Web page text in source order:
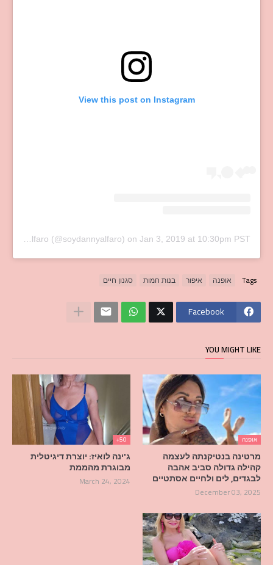
View this post on Instagram
on Jan 3, 2019 at 10:30pm PST
Tags אופנה איפור בנות חמות סגנון חיים
Facebook
YOU MIGHT LIKE
אופנה
מרטינה בנטיקנתה לעצמה
קהילה גדולה סביב אהבה
לבגדים, לים ולחיים אסתטיים
December 03, 2025
50+
ג'ינה לואיז: יוצרת דיגיטלית
מבוגרת מהממת
March 24, 2024